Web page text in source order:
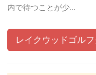
内で待つことが少...
レイクウッドゴル